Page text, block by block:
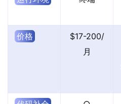
价格
$17-200/
月